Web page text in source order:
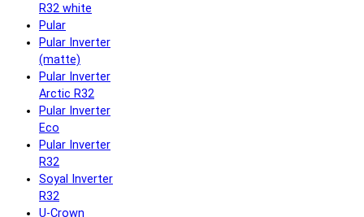
R32 white
Pular
Pular Inverter
(matte)
Pular Inverter
Arctic R32
Pular Inverter
Eco
Pular Inverter
R32
Soyal Inverter
R32
U-Crown